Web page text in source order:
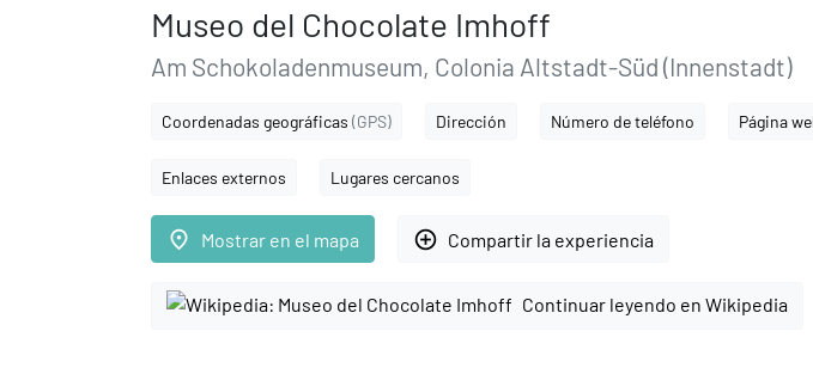
Museo del Chocolate Imhoff
Am Schokoladenmuseum, Colonia Altstadt-Süd (Innenstadt)
Coordenadas geográficas (GPS) Dirección Número de teléfono Página
Enlaces externos Lugares cercanos
place Mostrar en el mapa add_circle_outline Compartir la experiencia
Continuar leyendo en Wikipedia